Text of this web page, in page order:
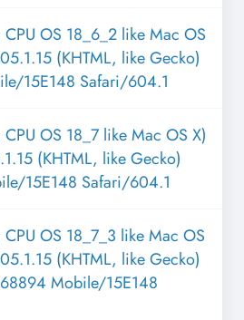
OS 18_6_2 like Mac OS
(KHTML, like Gecko)
15E148 Safari/604.1
OS 18_7 like Mac OS X)
(KHTML, like Gecko)
15E148 Safari/604.1
OS 18_7_3 like Mac OS
(KHTML, like Gecko)
Mobile/15E148